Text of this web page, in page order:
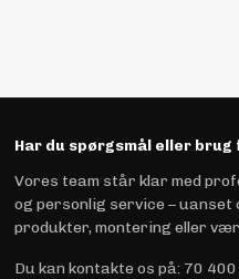
Har du spørgsmål eller
Vores team står klar med
og personlig service – uanset
produkter, montering eller
Du kan kontakte os på: 70